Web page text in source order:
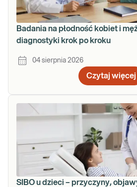
Badania na płodność kobiet i
diagnostyki krok po kroku
04 sierpnia 2026
Czytaj więcej
SIBO u dzieci – przyczyny,